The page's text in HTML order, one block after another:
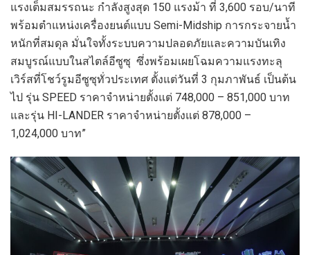
แรงเต็มสมรรถนะ กำลังสูงสุด 150 แรงม้า ที่ 3,600 รอบ/นาที
พร้อมตำแหน่งเครื่องยนต์แบบ Semi-Midship การกระจายน้ำ
หนักที่สมดุล มั่นใจทั้งระบบความปลอดภัยและความบันเทิง
สมบูรณ์แบบในสไตล์อีซูซุ ซึ่งพร้อมเผยโฉมความแรงทะลุ
เวิร์สที่โชว์รูมอีซูซุทั่วประเทศ ตั้งแต่วันที่ 3 กุมภาพันธ์ เป็นต้น
ไป รุ่น SPEED ราคาจำหน่ายตั้งแต่ 748,000 – 851,000 บาท
และรุ่น HI-LANDER ราคาจำหน่ายตั้งแต่ 878,000 –
1,024,000 บาท”